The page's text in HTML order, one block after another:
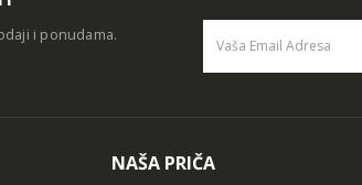
i ponudama.
NAŠA PRIČA